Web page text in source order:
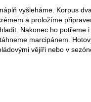
vyšleháme. Korpus
a proložíme
Nakonec ho potřeme
marcipánem.
vějíři nebo v